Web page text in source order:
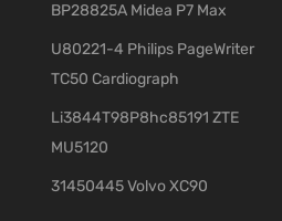
BP28825A Midea P7 Max
U80221-4 Philips PageWriter
TC50 Cardiograph
Li3844T98P8hc85191 ZTE
MU5120
31450445 Volvo XC90